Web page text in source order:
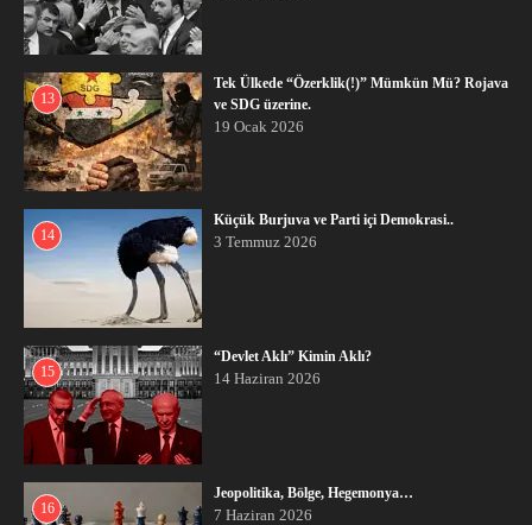
13
Tek Ülkede “Özerklik(!)” Mümkün Mü? Rojava
ve SDG üzerine.
19 Ocak 2026
14
Küçük Burjuva ve Parti içi Demokrasi..
3 Temmuz 2026
15
“Devlet Aklı” Kimin Aklı?
14 Haziran 2026
16
Jeopolitika, Bölge, Hegemonya…
7 Haziran 2026